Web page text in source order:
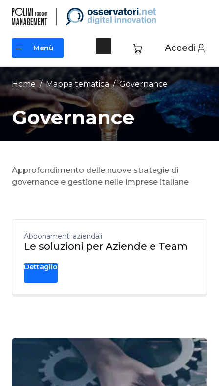
contenuto
Accedi
Menù
Menù
Home / Mappa tematica /Governance
Governance
Approfondimento delle nuove strategie di
governance e gestione nelle imprese italiane
Abbonamenti aziendali
Le soluzioni per Aziende e Team
Dettaglio